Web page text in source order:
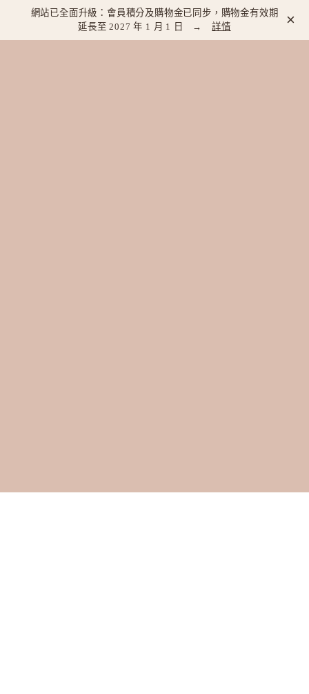
網站已全面升級：會員積分及購物金已同步，購物金有效期
延長至 2027 年 1 月 1 日 →詳情 ×